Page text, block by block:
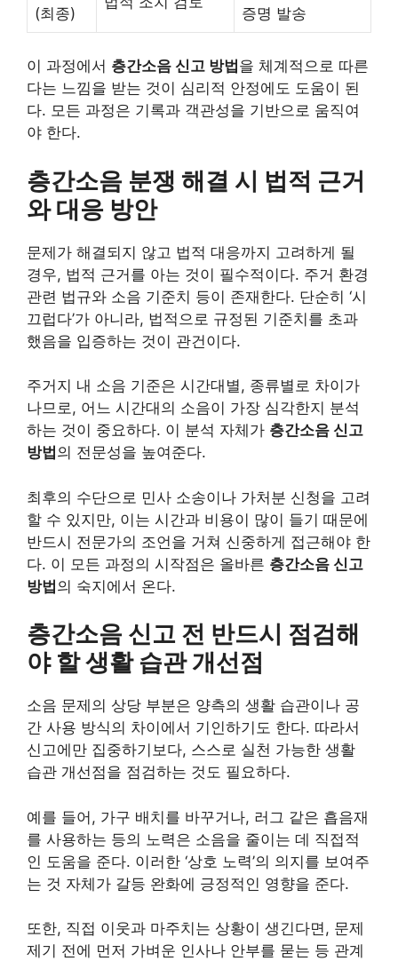
(최종) 증명 발송
이 과정에서 층간소음 신고 방법 을 체계적으로 따른
다는 느낌을 받는 것이 심리적 안정에도 도움이 된
다. 모든 과정은 기록과 객관성을 기반으로 움직여
야 한다.
층간소음 분쟁 해결 시 법적 근거
와 대응 방안
문제가 해결되지 않고 법적 대응까지 고려하게 될
경우, 법적 근거를 아는 것이 필수적이다. 주거 환경
관련 법규와 소음 기준치 등이 존재한다. 단순히 ‘시
끄럽다’가 아니라, 법적으로 규정된 기준치를 초과
했음을 입증하는 것이 관건이다.
주거지 내 소음 기준은 시간대별, 종류별로 차이가
나므로, 어느 시간대의 소음이 가장 심각한지 분석
하는 것이 중요하다. 이 분석 자체가 층간소음 신고
방법 의 전문성을 높여준다.
최후의 수단으로 민사 소송이나 가처분 신청을 고려
할 수 있지만, 이는 시간과 비용이 많이 들기 때문에
반드시 전문가의 조언을 거쳐 신중하게 접근해야 한
다. 이 모든 과정의 시작점은 올바른 층간소음 신고
방법의 숙지에서 온다.
층간소음 신고 전 반드시 점검해
야 할 생활 습관 개선점
소음 문제의 상당 부분은 양측의 생활 습관이나 공
간 사용 방식의 차이에서 기인하기도 한다. 따라서
신고에만 집중하기보다, 스스로 실천 가능한 생활
습관 개선점을 점검하는 것도 필요하다.
예를 들어, 가구 배치를 바꾸거나, 러그 같은 흡음재
를 사용하는 등의 노력은 소음을 줄이는 데 직접적
인 도움을 준다. 이러한 ‘상호 노력’의 의지를 보여주
는 것 자체가 갈등 완화에 긍정적인 영향을 준다.
또한, 직접 이웃과 마주치는 상황이 생긴다면, 문제
제기 전에 먼저 가벼운 인사나 안부를 묻는 등 관계